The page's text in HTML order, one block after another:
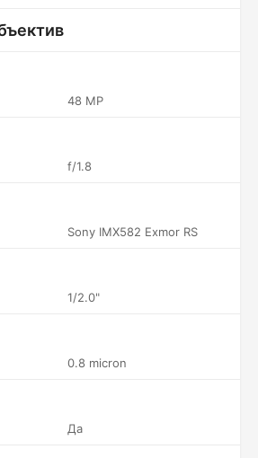
48 MP
f/1.8
Sony IMX582 Exmor RS
1/2.0"
0.8 micron
Да